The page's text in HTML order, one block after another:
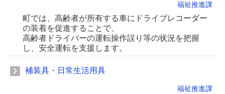
福祉推進課
町では、高齢者が所有する車にドライブレコーダー
の装着を促進することで、
高齢者ドライバーの運転操作誤り等の状況を把握
し、安全運転を支援します。
補装具・日常生活用具
福祉推進課